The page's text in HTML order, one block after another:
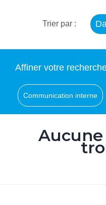
Trier par :
Affiner votre
Communication interne